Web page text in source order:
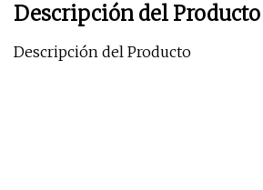
Descripción del Producto
Descripción del Producto